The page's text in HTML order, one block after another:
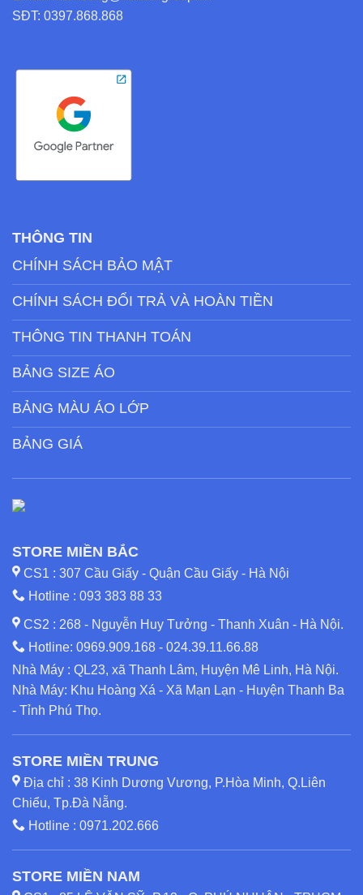
SĐT: 0397.868.868
THÔNG TIN
CHÍNH SÁCH BẢO MẬT
CHÍNH SÁCH ĐỔI TRẢ VÀ HOÀN TIỀN
THÔNG TIN THANH TOÁN
BẢNG SIZE ÁO
BẢNG MÀU ÁO LỚP
BẢNG GIÁ
STORE MIỀN BẮC
CS1 : 307 Cầu Giấy - Quận Cầu Giấy - Hà Nội
Hotline : 093 383 88 33
CS2 : 268 - Nguyễn Huy Tưởng - Thanh Xuân - Hà Nội.
Hotline: 0969.909.168 - 024.39.11.66.88
Nhà Máy : QL23, xã Thanh Lâm, Huyện Mê Linh, Hà Nội.
Nhà Máy: Khu Hoàng Xá - Xã Mạn Lạn - Huyện Thanh Ba
- Tỉnh Phú Thọ.
STORE MIỀN TRUNG
Địa chỉ : 38 Kinh Dương Vương, P.Hòa Minh, Q.Liên
Chiểu, Tp.Đà Nẵng.
Hotline : 0971.202.666
STORE MIỀN NAM